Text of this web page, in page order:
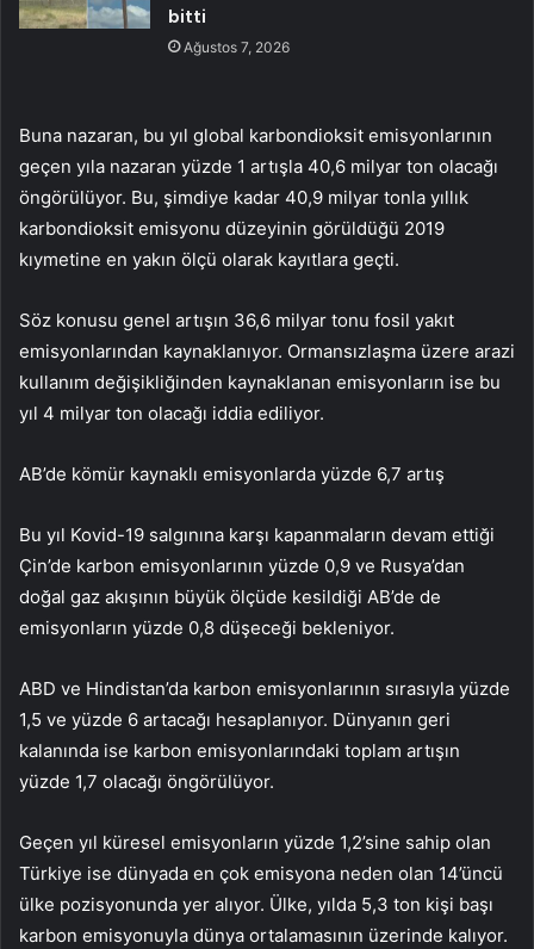
bitti
Ağustos 7, 2026
Buna nazaran, bu yıl global karbondioksit emisyonlarının
geçen yıla nazaran yüzde 1 artışla 40,6 milyar ton olacağı
öngörülüyor. Bu, şimdiye kadar 40,9 milyar tonla yıllık
karbondioksit emisyonu düzeyinin görüldüğü 2019
kıymetine en yakın ölçü olarak kayıtlara geçti.
Söz konusu genel artışın 36,6 milyar tonu fosil yakıt
emisyonlarından kaynaklanıyor. Ormansızlaşma üzere arazi
kullanım değişikliğinden kaynaklanan emisyonların ise bu
yıl 4 milyar ton olacağı iddia ediliyor.
AB’de kömür kaynaklı emisyonlarda yüzde 6,7 artış
Bu yıl Kovid-19 salgınına karşı kapanmaların devam ettiği
Çin’de karbon emisyonlarının yüzde 0,9 ve Rusya’dan
doğal gaz akışının büyük ölçüde kesildiği AB’de de
emisyonların yüzde 0,8 düşeceği bekleniyor.
ABD ve Hindistan’da karbon emisyonlarının sırasıyla yüzde
1,5 ve yüzde 6 artacağı hesaplanıyor. Dünyanın geri
kalanında ise karbon emisyonlarındaki toplam artışın
yüzde 1,7 olacağı öngörülüyor.
Geçen yıl küresel emisyonların yüzde 1,2’sine sahip olan
Türkiye ise dünyada en çok emisyona neden olan 14’üncü
ülke pozisyonunda yer alıyor. Ülke, yılda 5,3 ton kişi başı
karbon emisyonuyla dünya ortalamasının üzerinde kalıyor.